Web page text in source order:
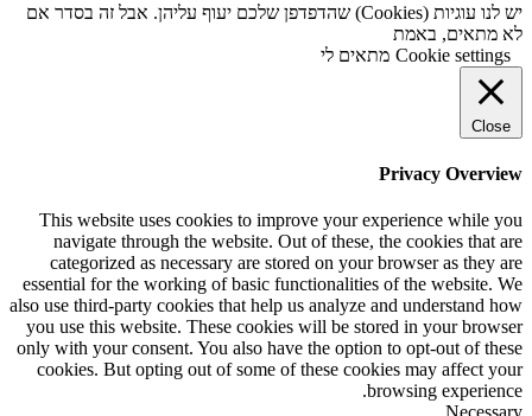
יש לנו עוגיות (Cookies) שהדפדפן שלכם יעוף עליהן. אבל זה בסדר אם
לא מתאים, באמת
Cookie settings מתאים לי
Close
Privacy Overview
This website uses cookies to improve your experience while you
navigate through the website. Out of these, the cookies that are
categorized as necessary are stored on your browser as they are
essential for the working of basic functionalities of the website. We
also use third-party cookies that help us analyze and understand how
you use this website. These cookies will be stored in your browser
only with your consent. You also have the option to opt-out of these
cookies. But opting out of some of these cookies may affect your
browsing experience.